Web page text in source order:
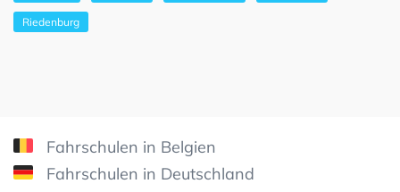
Riedenburg
Fahrschulen in Belgien
Fahrschulen in Deutschland